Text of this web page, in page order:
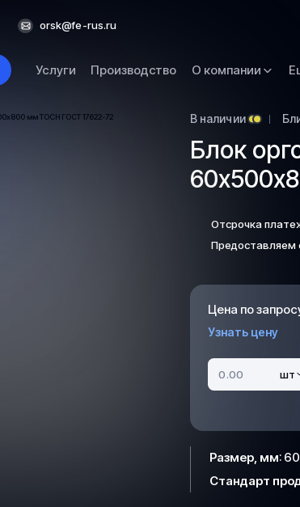
orsk@fe-rus.ru
Услуги Производство О компании
В наличии
Блок
Отсрочка
Предоставляем
Цена по
Узнать цену
шт
Размер, мм:
Стандарт